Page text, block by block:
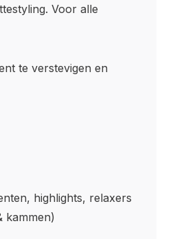
Voor alle
te verstevigen en
highlights, relaxers
kammen)